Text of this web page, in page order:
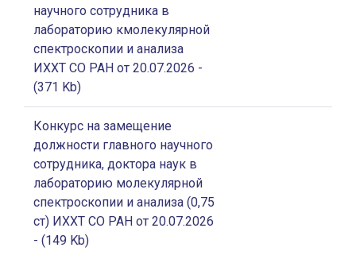
научного сотрудника в
лабораторию кмолекулярной
спектроскопии и анализа
ИХХТ СО РАН от 20.07.2026 -
(371 Kb)
Конкурс на замещение
должности главного научного
сотрудника, доктора наук в
лабораторию молекулярной
спектроскопии и анализа (0,75
ст) ИХХТ СО РАН от 20.07.2026
- (149 Kb)